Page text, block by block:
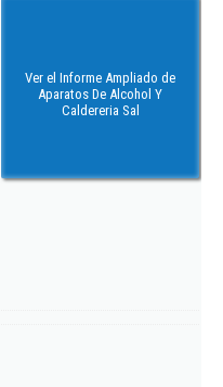
Ver el Informe Ampliado de
Aparatos De Alcohol Y
Caldereria Sal